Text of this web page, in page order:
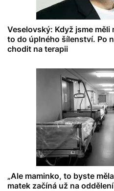
Veselovský: Když jsme měli
to do úplného šílenství. Po
chodit na terapii
„Ale maminko, to byste
matek začíná už na